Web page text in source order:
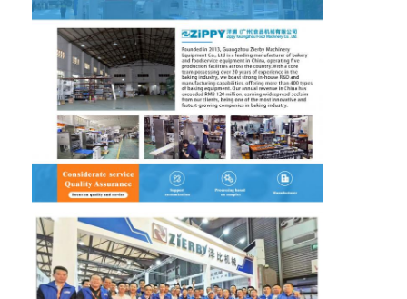
Sản phẩm
Về chúng tôi
Chuyến tham quan nhà máy
Kiểm soát chất lượng
Liên hệ với chúng tôi
Tin tức
Các trường hợp